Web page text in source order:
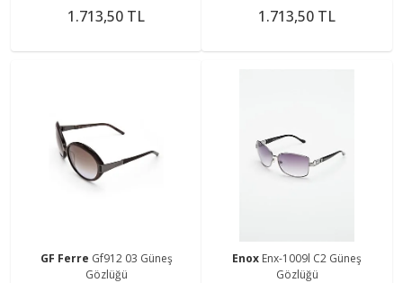
1.713,50 TL 1.713,50 TL
GF Ferre Gf912 03 Güneş
Gözlüğü
Enox Enx-1009l C2 Güneş
Gözlüğü